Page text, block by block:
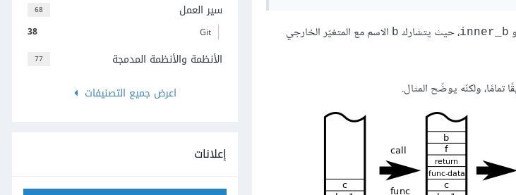
و ‎inner_b‎، حيث يتشارك ‎b‎ الاسم مع المتغيّر الخارجي
تمامًا، ولكنّه يوضّح المثال.
68 سير العمل
38 Git
77
الأنظمة والأنظمة المدمجة
اعرض جميع التصنيفات
إعلانات